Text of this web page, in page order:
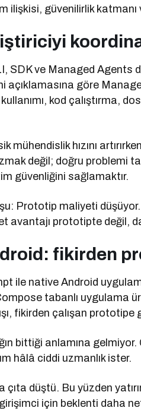
ilişkisi, güvenilirlik
SDK ve Managed Agents
açıklamasına göre
kod çalıştırma,
mühendislik hızını
değil; doğru problemi
güvenliğini sağlamaktır.
Prototip maliyeti
avantajı prototipte değil,
fikirden
ile native Android
tabanlı uygulama
fikirden çalışan prototipe
bittiği anlamına
hâlâ ciddi uzmanlık ister.
düştü. Bu yüzden
için beklenti daha